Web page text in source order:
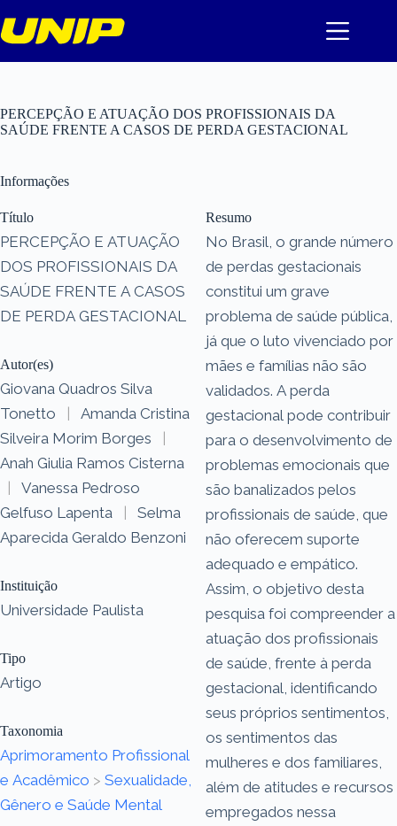
para
o
PERCEPÇÃO E ATUAÇÃO DOS PROFISSIONAIS DA
SAÚDE FRENTE A CASOS DE PERDA GESTACIONAL
Informações
Título
PERCEPÇÃO E ATUAÇÃO
DOS PROFISSIONAIS DA
SAÚDE FRENTE A CASOS
DE PERDA GESTACIONAL
Autor(es)
Giovana Quadros Silva
Tonetto
|
Amanda Cristina
Silveira Morim Borges
|
Anah Giulia Ramos Cisterna
|
Vanessa Pedroso
Gelfuso Lapenta
|
Selma
Aparecida Geraldo Benzoni
Instituição
Universidade Paulista
Tipo
Artigo
Taxonomia
Aprimoramento Profissional
e Acadêmico > Sexualidade,
Gênero e Saúde Mental
Resumo
No Brasil, o grande número
de perdas gestacionais
constitui um grave
problema de saúde pública,
já que o luto vivenciado por
mães e famílias não são
validados. A perda
gestacional pode contribuir
para o desenvolvimento de
problemas emocionais que
são banalizados pelos
profissionais de saúde, que
não oferecem suporte
adequado e empático.
Assim, o objetivo desta
pesquisa foi compreender a
atuação dos profissionais
de saúde, frente à perda
gestacional, identificando
seus próprios sentimentos,
os sentimentos das
mulheres e dos familiares,
além de atitudes e recursos
empregados nessa